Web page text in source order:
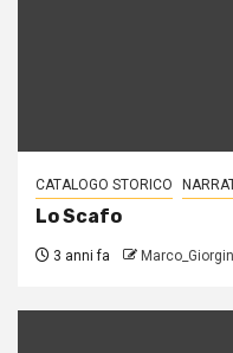
CATALOGO STORICO
Lo Scafo
3 anni fa